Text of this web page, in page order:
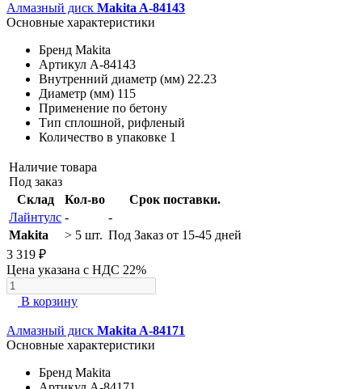
Алмазный диск Makita A-84143
Основные характеристики
Бренд Makita
Артикул A-84143
Внутренний диаметр (мм) 22.23
Диаметр (мм) 115
Применение по бетону
Тип сплошной, рифленый
Количество в упаковке 1
Наличие товара
Под заказ
Склад
Кол-во
Срок поставки.
Лайнтулс -
-
Makita
> 5 шт. Под Заказ от 15-45 дней
3 319 ₽
Цена указана с НДС 22%
В корзину
Алмазный диск Makita A-84171
Основные характеристики
Бренд Makita